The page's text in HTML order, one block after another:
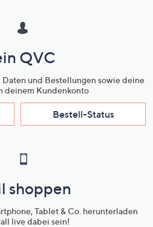
QVC
und Bestellungen sowie deine
deinem Kundenkonto
Bestell-Status
shoppen
Tablet & Co. herunterladen
live dabei sein!